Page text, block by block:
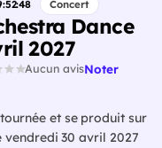
:52:47 Concert
Dance
2027
Aucun avisNoter
et se produit sur
vendredi 30 avril 2027